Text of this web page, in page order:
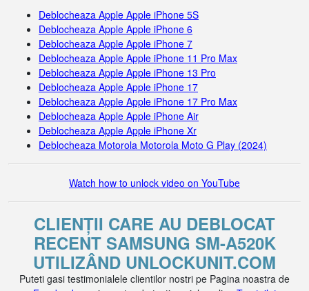
Deblocheaza Apple Apple iPhone 5S
Deblocheaza Apple Apple iPhone 6
Deblocheaza Apple Apple iPhone 7
Deblocheaza Apple Apple iPhone 11 Pro Max
Deblocheaza Apple Apple iPhone 13 Pro
Deblocheaza Apple Apple iPhone 17
Deblocheaza Apple Apple iPhone 17 Pro Max
Deblocheaza Apple Apple iPhone Air
Deblocheaza Apple Apple iPhone Xr
Deblocheaza Motorola Motorola Moto G Play (2024)
Watch how to unlock video on YouTube
CLIENȚII CARE AU DEBLOCAT
RECENT SAMSUNG SM-A520K
UTILIZÂND UNLOCKUNIT.COM
Puteti gasi testimonialele clientilor nostri pe Pagina noastra de